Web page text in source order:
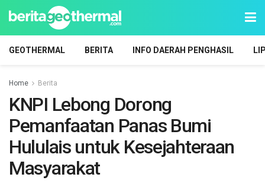
GEOTHERMAL BERITA INFO DAERAH PENGHASIL
Home Berita
KNPI Lebong Dorong
Pemanfaatan Panas Bumi
Hululais untuk Kesejahteraan
Masyarakat